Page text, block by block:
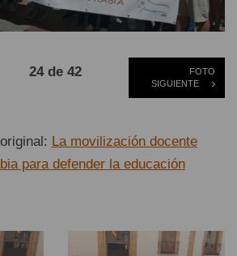
24 de 42
FOTO
SIGUIENTE
La movilización docente
para defender la educación